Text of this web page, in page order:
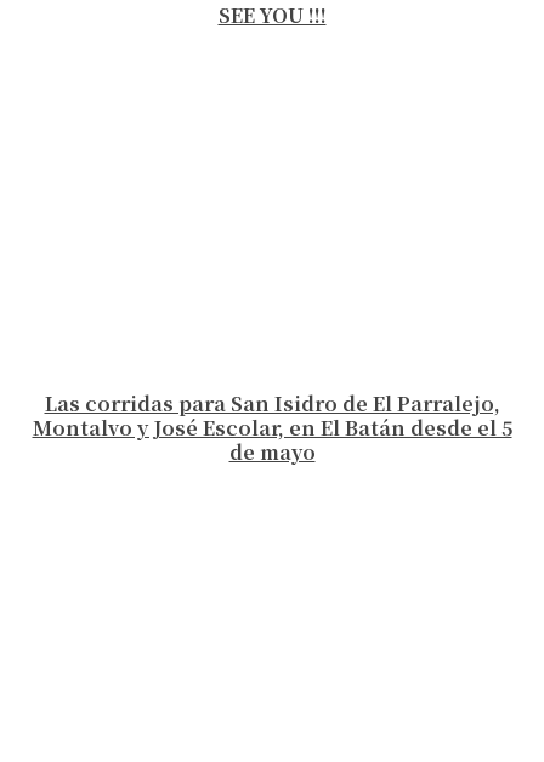
SEE YOU !!!
Las corridas para San Isidro de El Parralejo,
Montalvo y José Escolar, en El Batán desde el 5
de mayo